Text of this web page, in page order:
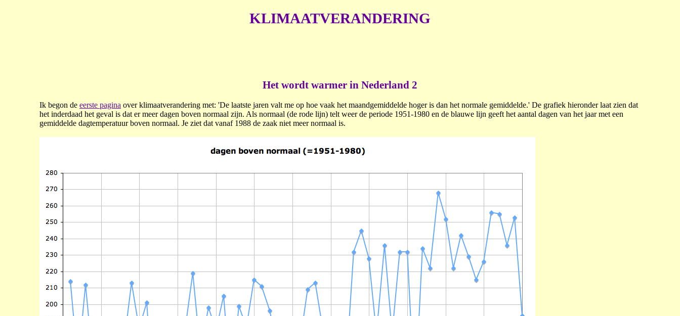
KLIMAATVERANDERING
Het wordt warmer in Nederland 2
Ik begon de eerste pagina over klimaatverandering met: 'De laatste jaren valt me op hoe vaak het maandgemiddelde hoger is dan het normale gemiddelde.' De grafiek hieronder laat zien dat
het inderdaad het geval is dat er meer dagen boven normaal zijn. Als normaal (de rode lijn) telt weer de periode 1951-1980 en de blauwe lijn geeft het aantal dagen van het jaar met een
gemiddelde dagtemperatuur boven normaal. Je ziet dat vanaf 1988 de zaak niet meer normaal is.